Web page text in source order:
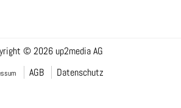
© 2026 up2media AG
AGB Datenschutz